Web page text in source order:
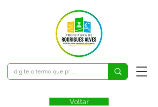
Voltar